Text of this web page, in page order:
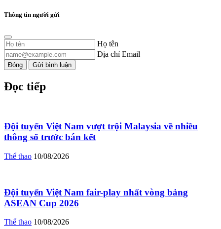
Thông tin người gửi
Họ tên
Địa chỉ Email
Đóng Gửi bình luận
Đọc tiếp
Đội tuyển Việt Nam vượt trội Malaysia về nhiều
thông số trước bán kết
Thể thao 10/08/2026
Đội tuyển Việt Nam fair-play nhất vòng bảng
ASEAN Cup 2026
Thể thao 10/08/2026